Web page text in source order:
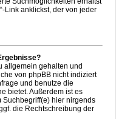
Link anklickst, der von jeder
allgemein gehalten und
von phpBB nicht indiziert
und benutze die
bietet. Außerdem ist es
hier nirgends
die Rechtschreibung der